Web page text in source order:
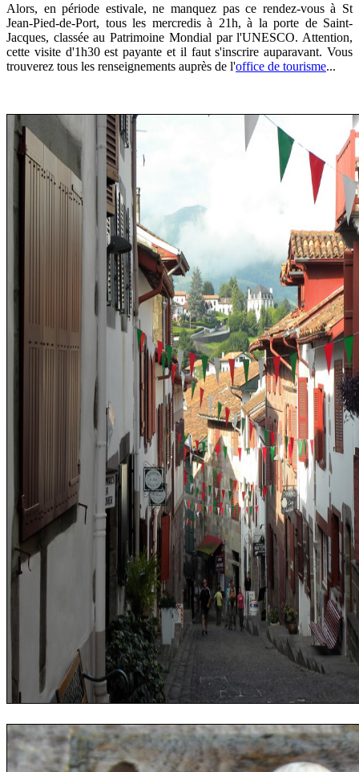
Alors, en période estivale, ne manquez pas ce rendez-vous à St
Jean-Pied-de-Port, tous les mercredis à 21h, à la porte de Saint-
Jacques, classée au Patrimoine Mondial par l'UNESCO. Attention,
cette visite d'1h30 est payante et il faut s'inscrire auparavant. Vous
trouverez tous les renseignements auprès de l'office de tourisme...